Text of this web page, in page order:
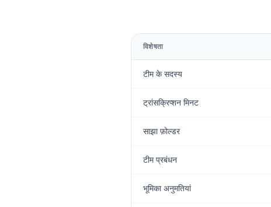
विशेषता
टीम के सदस्य
ट्रांसक्रिप्शन मिनट
साझा फ़ोल्डर
टीम प्रबंधन
भूमिका अनुमतियां